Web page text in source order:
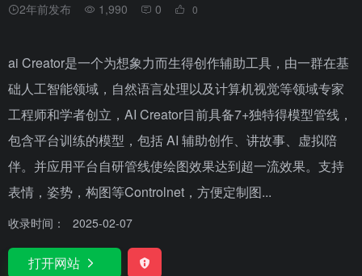
2年前发布 1,990 0 0
ai Creator是一个为想象力而生得创作辅助工具，由一群在基
础人工智能领域，自然语言处理以及计算机视觉等领域专家
工程师和学者创立，AI Creator目前具备7+独特得模型管线，
包含平台训练的模型，包括 AI 辅助创作、讲故事、虚拟陪
伴。并应用平台自研管线使绘图效果达到超一流效果。支持
表情，姿势，构图等Controlnet，方便定制图...
收录时间： 2025-02-07
打开网站